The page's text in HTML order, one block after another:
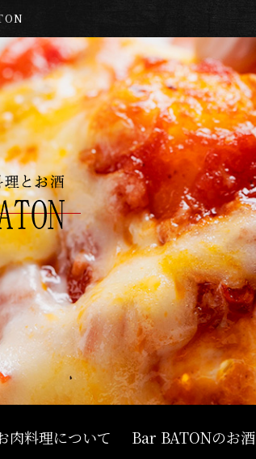
肉料理について Bar BATONのお酒